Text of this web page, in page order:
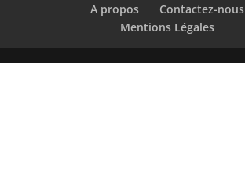
A propos
Contactez-nous
Mentions Légales